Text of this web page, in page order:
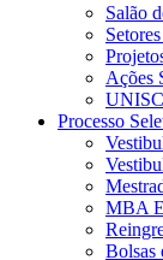
Salão
Ações
Processo
MBA
Bolsas